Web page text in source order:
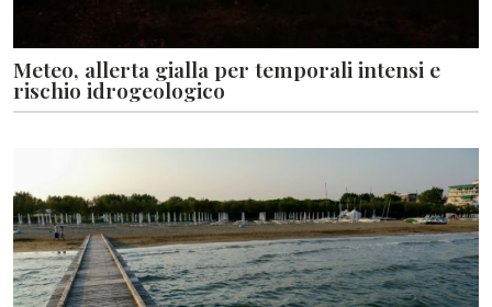
Meteo, allerta gialla per temporali intensi e
rischio idrogeologico